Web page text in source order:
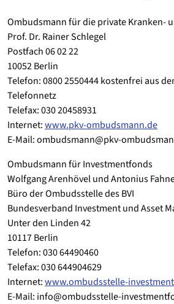
Ombudsmann für die private Kranken-
Prof. Dr. Rainer Schlegel
Postfach 06 02 22
10052 Berlin
Telefon: 0800 2550444 kostenfrei aus
Telefonnetz
Telefax: 030 20458931
Internet:www.pkv-ombudsmann.de
E-Mail: ombudsmann@pkv-
Ombudsmann für Investmentfonds
Wolfgang Arenhövel und Antonius
Büro der Ombudsstelle des BVI
Bundesverband Investment und Asset
Unter den Linden 42
10117 Berlin
Telefon: 030 64490460
Telefax: 030 644904629
Internet:www.ombudsstelle-
E-Mail: info@ombudsstelle-